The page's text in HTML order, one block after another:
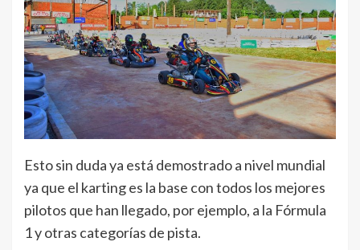
Esto sin duda ya está demostrado a nivel mundial
ya que el karting es la base con todos los mejores
pilotos que han llegado, por ejemplo, a la Fórmula
1 y otras categorías de pista.